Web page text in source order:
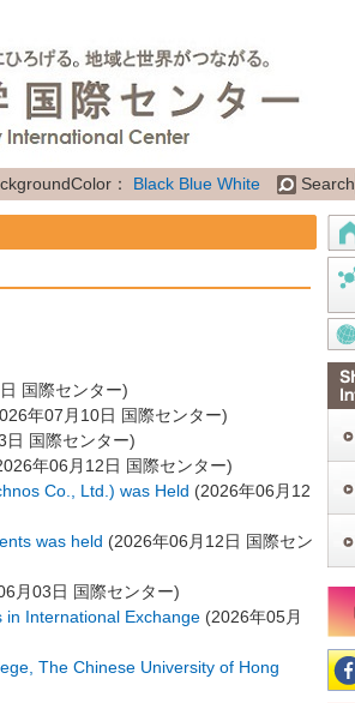
： Black Blue White Search
国際センター)
年07月10日 国際センター)
日 国際センター)
年06月12日 国際センター)
Co., Ltd.) was Held (2026年06月12
was held (2026年06月12日 国際セン
月03日 国際センター)
in International Exchange(2026年05月
The Chinese University of Hong